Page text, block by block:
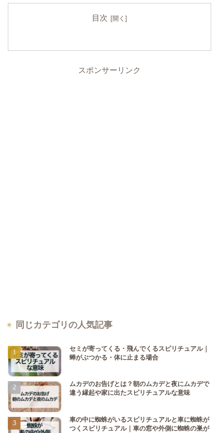
目次
スポンサーリンク
同じカテゴリの人気記事
セミが寄ってくる・飛んでくるスピリチュアル｜
蝉がぶつかる・体に止まる場合
ムカデのお告げとは？朝のムカデと夜にムカデで
違う縁起や家に出たスピリチュアルな意味
車の中に蜘蛛がいるスピリチュアルと車に蜘蛛が
つくスピリチュアル｜車の窓や外側に蜘蛛の巣が